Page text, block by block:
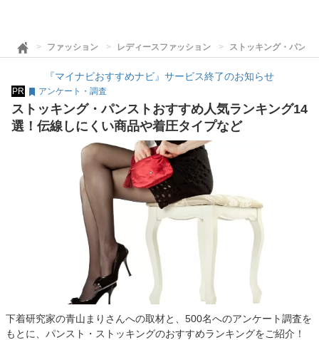
ファッション レディースファッション ストッキング・パンス
『マイナビおすすめナビ』サービス終了のお知らせ
PR アンケート・調査
ストッキング・パンストおすすめ人気ランキング14
選！伝線しにくい商品や着圧タイプなど
下着研究家の青山まりさんへの取材と、500名へのアンケート調査を
もとに、パンスト・ストッキングのおすすめランキングをご紹介！